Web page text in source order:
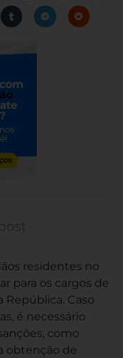
residentes no
para os cargos de
Caso
é necessário
como
obtenção de